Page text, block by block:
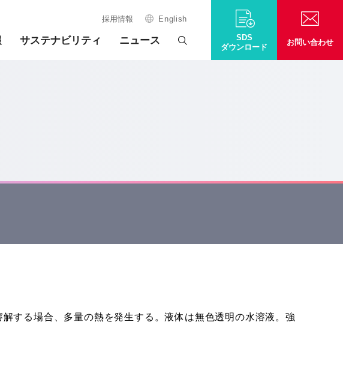
採用情報 English
サステナビリティ ニュース
SDS
ダウンロード
お問い合わせ
する場合、多量の熱を発生する。液体は無色透明の水溶液。強